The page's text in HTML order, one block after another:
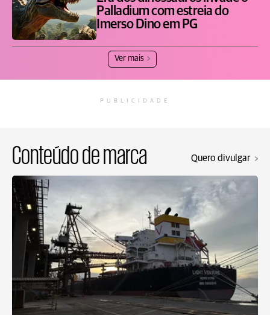
Palladium com estreia do
Imerso Dino em PG
Ver mais
PUBLICIDADE
Conteúdo de marca Quero divulgar